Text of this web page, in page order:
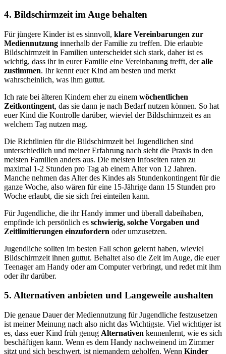
4. Bildschirmzeit im Auge behalten
Für jüngere Kinder ist es sinnvoll, klare Vereinbarungen zur
Mediennutzung innerhalb der Familie zu treffen. Die erlaubte
Bildschirmzeit in Familien unterscheidet sich stark, daher ist es
wichtig, dass ihr in eurer Familie eine Vereinbarung trefft, deralle
zustimmen. Ihr kennt euer Kind am besten und merkt
wahrscheinlich, was ihm guttut.
Ich rate bei älteren Kindern eher zu einem wöchentlichen
Zeitkontingent, das sie dann je nach Bedarf nutzen können. So hat
euer Kind die Kontrolle darüber, wieviel der Bildschirmzeit es an
welchem Tag nutzen mag.
Die Richtlinien für die Bildschirmzeit bei Jugendlichen sind
unterschiedlich und meiner Erfahrung nach sieht die Praxis in den
meisten Familien anders aus. Die meisten Infoseiten raten zu
maximal 1-2 Stunden pro Tag ab einem Alter von 12 Jahren.
Manche nehmen das Alter des Kindes als Stundenkontingent für die
ganze Woche, also wären für eine 15-Jährige dann 15 Stunden pro
Woche erlaubt, die sie sich frei einteilen kann.
Für Jugendliche, die ihr Handy immer und überall dabeihaben,
empfinde ich persönlich es schwierig, solche Vorgaben und
Zeitlimitierungen einzufordern oder umzusetzen.
Jugendliche sollten im besten Fall schon gelernt haben, wieviel
Bildschirmzeit ihnen guttut. Behaltet also die Zeit im Auge, die euer
Teenager am Handy oder am Computer verbringt, und redet mit ihm
oder ihr darüber.
5. Alternativen anbieten und Langeweile aushalten
Die genaue Dauer der Mediennutzung für Jugendliche festzusetzen
ist meiner Meinung nach also nicht das Wichtigste. Viel wichtiger ist
es, dass euer Kind früh genug Alternativen kennenlernt, wie es sich
beschäftigen kann. Wenn es dem Handy nachweinend im Zimmer
sitzt und sich beschwert, ist niemandem geholfen. Wenn Kinder